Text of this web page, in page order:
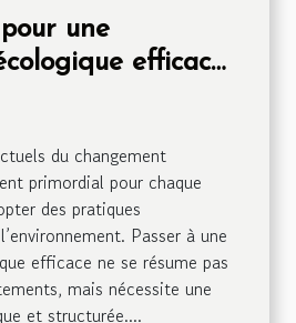
une
efficace
du changement
primordial pour chaque
des pratiques
Passer à une
efficace ne se résume pas
mais nécessite une
et structurée....